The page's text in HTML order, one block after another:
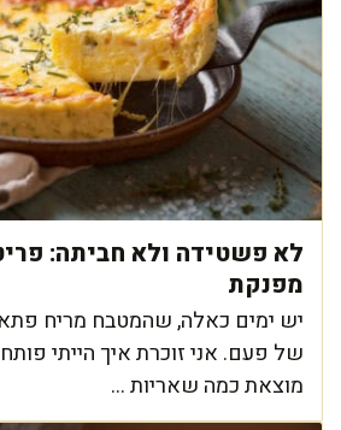
לא פשטידה ולא חביתה:
מפנקת
יש ימים כאלה, שהמטבח מריח
של פעם. אני זוכרת איך הייתי
מוצאת כמה שאריות ...